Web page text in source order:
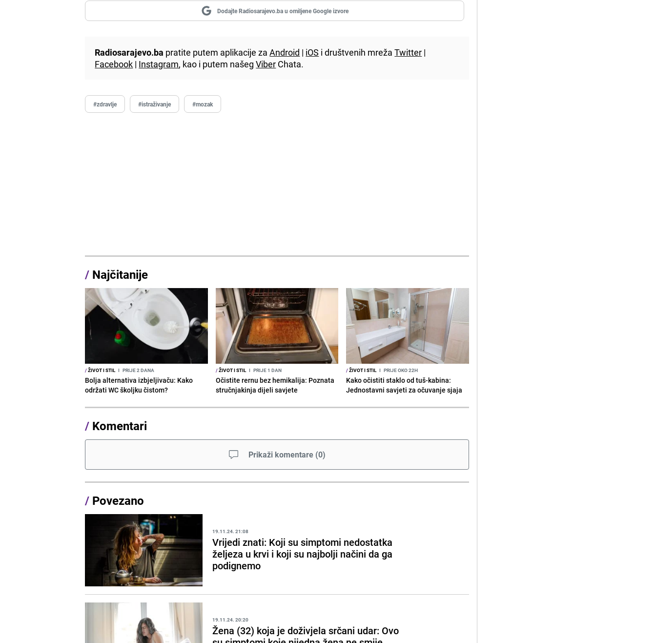
Dodajte Radiosarajevo.ba u omiljene Google izvore
Radiosarajevo.ba pratite putem aplikacije zaAndroid | iOS i društvenih mrežaTwitter |
Facebook | Instagram, kao i putem našegViber Chata.
#zdravlje #istraživanje #mozak
/ Najčitanije
/ŽIVOT I STIL I PRIJE 2 DANA
Bolja alternativa izbjeljivaču: Kako
održati WC školjku čistom?
/ŽIVOT I STIL I PRIJE 1 DAN
Očistite rernu bez hemikalija: Poznata
stručnjakinja dijeli savjete
/ŽIVOT I STIL I PRIJE OKO 22H
Kako očistiti staklo od tuš-kabina:
Jednostavni savjeti za očuvanje sjaja
/ Komentari
Prikaži komentare (0)
/ Povezano
19.11.24. 21:08
Vrijedi znati: Koji su simptomi nedostatka
željeza u krvi i koji su najbolji načini da ga
podignemo
19.11.24. 20:20
Žena (32) koja je doživjela srčani udar: Ovo